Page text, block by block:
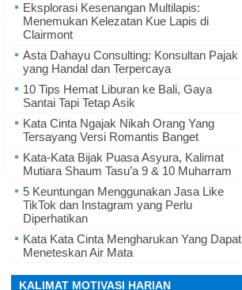
Eksplorasi Kesenangan Multilapis:
Menemukan Kelezatan Kue Lapis di
Clairmont
Asta Dahayu Consulting: Konsultan Pajak
yang Handal dan Terpercaya
10 Tips Hemat Liburan ke Bali, Gaya
Santai Tapi Tetap Asik
Kata Cinta Ngajak Nikah Orang Yang
Tersayang Versi Romantis Banget
Kata-Kata Bijak Puasa Asyura, Kalimat
Mutiara Shaum Tasu’a 9 & 10 Muharram
5 Keuntungan Menggunakan Jasa Like
TikTok dan Instagram yang Perlu
Diperhatikan
Kata Kata Cinta Mengharukan Yang Dapat
Meneteskan Air Mata
KALIMAT MOTIVASI HARIAN